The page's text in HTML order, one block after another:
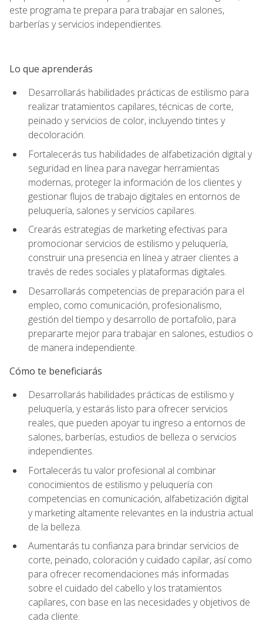
este programa te prepara para trabajar en salones,
barberías y servicios independientes.
Lo que aprenderás
Desarrollarás habilidades prácticas de estilismo para
realizar tratamientos capilares, técnicas de corte,
peinado y servicios de color, incluyendo tintes y
decoloración.
Fortalecerás tus habilidades de alfabetización digital y
seguridad en línea para navegar herramientas
modernas, proteger la información de los clientes y
gestionar flujos de trabajo digitales en entornos de
peluquería, salones y servicios capilares.
Crearás estrategias de marketing efectivas para
promocionar servicios de estilismo y peluquería,
construir una presencia en línea y atraer clientes a
través de redes sociales y plataformas digitales.
Desarrollarás competencias de preparación para el
empleo, como comunicación, profesionalismo,
gestión del tiempo y desarrollo de portafolio, para
prepararte mejor para trabajar en salones, estudios o
de manera independiente.
Cómo te beneficiarás
Desarrollarás habilidades prácticas de estilismo y
peluquería, y estarás listo para ofrecer servicios
reales, que pueden apoyar tu ingreso a entornos de
salones, barberías, estudios de belleza o servicios
independientes.
Fortalecerás tu valor profesional al combinar
conocimientos de estilismo y peluquería con
competencias en comunicación, alfabetización digital
y marketing altamente relevantes en la industria actual
de la belleza.
Aumentarás tu confianza para brindar servicios de
corte, peinado, coloración y cuidado capilar, así como
para ofrecer recomendaciones más informadas
sobre el cuidado del cabello y los tratamientos
capilares, con base en las necesidades y objetivos de
cada cliente.